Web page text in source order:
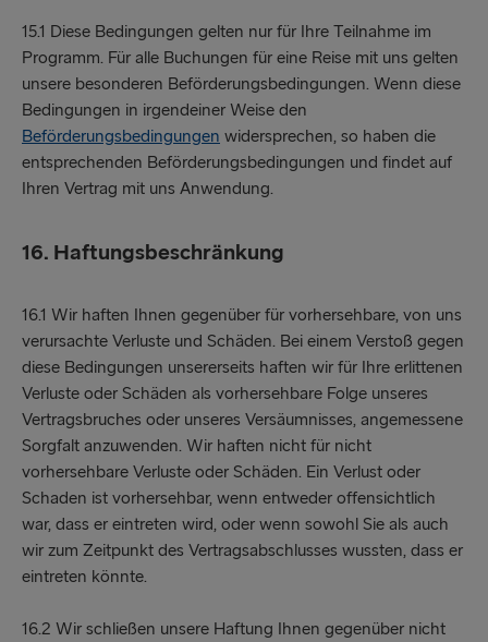
15.1 Diese Bedingungen gelten nur für Ihre Teilnahme im
Programm. Für alle Buchungen für eine Reise mit uns gelten
unsere besonderen Beförderungsbedingungen. Wenn diese
Bedingungen in irgendeiner Weise den
Beförderungsbedingungen widersprechen, so haben die
entsprechenden Beförderungsbedingungen und findet auf
Ihren Vertrag mit uns Anwendung.
16. Haftungsbeschränkung
16.1 Wir haften Ihnen gegenüber für vorhersehbare, von uns
verursachte Verluste und Schäden. Bei einem Verstoß gegen
diese Bedingungen unsererseits haften wir für Ihre erlittenen
Verluste oder Schäden als vorhersehbare Folge unseres
Vertragsbruches oder unseres Versäumnisses, angemessene
Sorgfalt anzuwenden. Wir haften nicht für nicht
vorhersehbare Verluste oder Schäden. Ein Verlust oder
Schaden ist vorhersehbar, wenn entweder offensichtlich
war, dass er eintreten wird, oder wenn sowohl Sie als auch
wir zum Zeitpunkt des Vertragsabschlusses wussten, dass er
eintreten könnte.
16.2 Wir schließen unsere Haftung Ihnen gegenüber nicht